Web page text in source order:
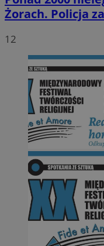
Żorach. Policja
12